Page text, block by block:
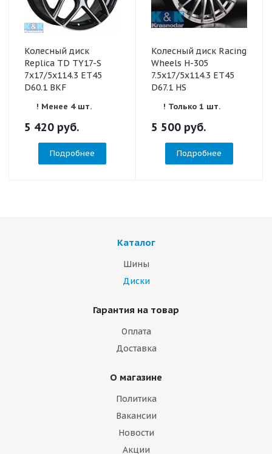
Колесный диск
Replica TD TY17-S
7x17/5x114.3 ET45
D60.1 BKF
! Менее 4 шт.
5 420 руб.
Подробнее
Колесный диск Racing
Wheels H-305
7.5x17/5x114.3 ET45
D67.1 HS
! Только 1 шт.
5 500 руб.
Подробнее
Каталог
Шины
Диски
Гарантия на товар
Оплата
Доставка
О магазине
Политика
Вакансии
Новости
Акции